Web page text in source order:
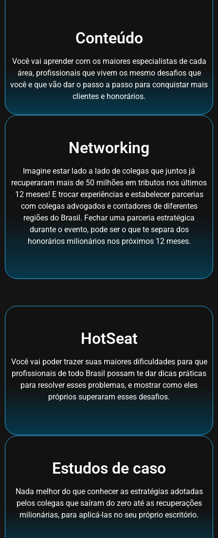
Conteúdo
Você vai aprender com os maiores especialistas de cada
área, profissionais que vivem os mesmo desafios que
você e que vão dar o passo a passo para conquistar mais
clientes e honorários.
Networking
Imagine estar lado a lado de colegas que juntos já
recuperaram mais de 50 milhões em tributos nos últimos
12 meses! E trocar experiências e estabelecer parcerias
com colegas advogados e contadores de diferentes
regiões do Brasil. Fechar uma parceria estratégica
durante o evento, pode ser o que te separa dos
honorários milionários nos próximos 12 meses.
HotSeat
Você vai poder trazer suas maiores dificuldades para que
profissionais de todo Brasil possam te dar dicas práticas
para resolver esses problemas, e mostrar como eles
próprios superaram esses desafios.
Estudos de caso
Nada melhor do que conhecer as estratégias adotadas
pelos colegas que saíram do zero até as recuperações
milionárias, para aplicá-las no seu próprio escritório.